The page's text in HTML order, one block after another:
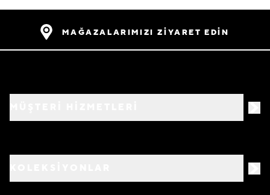
MAĞAZALARIMIZI ZİYARET EDİN